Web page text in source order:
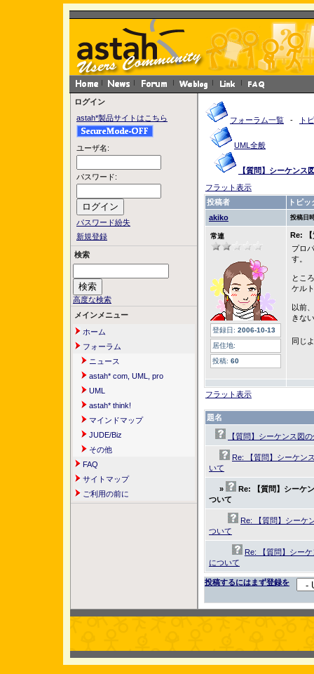
ログイン
astah*製品サイトはこちら
ユーザ名:
パスワード:
パスワード紛失
新規登録
検索
高度な検索
メインメニュー
ホーム
フォーラム
ニュース
astah* com, UML, pro
UML
astah* think!
マインドマップ
JUDE/Biz
その他
FAQ
サイトマップ
ご利用の前に
フォーラム一覧 - ト
UML全般
【質問】シーケンス
フラット表示
投稿者
トピッ
akiko
投稿日
常連
登録日: 2006-10-13
居住地:
投稿: 60
Re: 【
プロ
す。
とこ
ケル
以前
きな
同じ
フラット表示
題名
【質問】シーケンス図
Re: 【質問】シーケン
いて
»
Re: 【質問】シーケ
ついて
Re: 【質問】シーケ
ついて
Re: 【質問】シー
について
投稿するにはまず登録を